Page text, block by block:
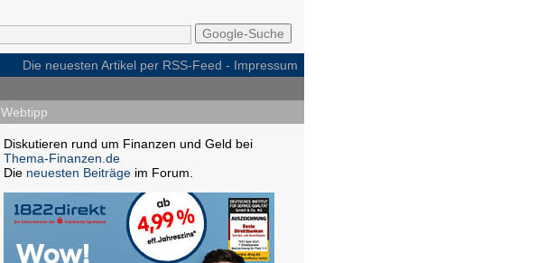
Die neuesten Artikel per RSS-Feed - Impressum
Webtipp
Diskutieren rund um Finanzen und Geld bei
Thema-Finanzen.de
Die neuesten Beiträgeim Forum.